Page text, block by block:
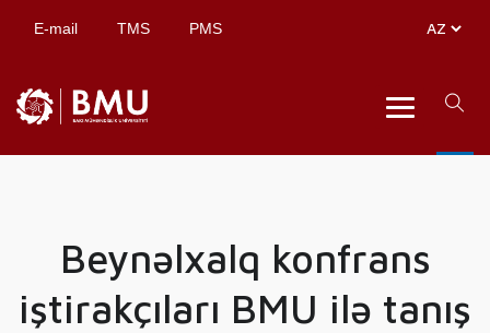
E-mail TMS PMS
Beynəlxalq konfrans
iştirakçıları BMU ilə tanış